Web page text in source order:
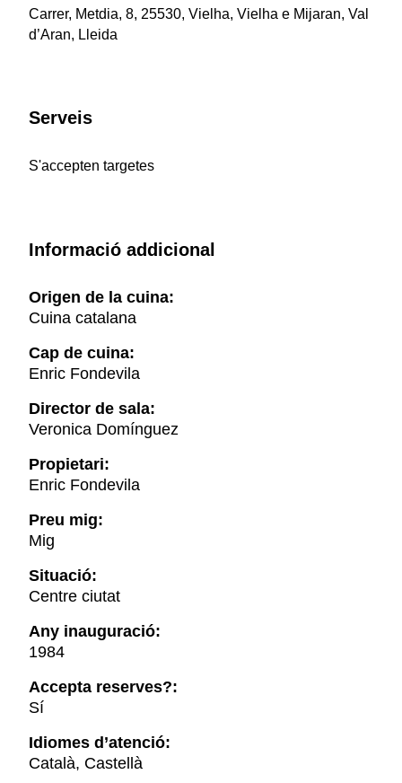
Carrer, Metdia, 8, 25530, Vielha, Vielha e Mijaran, Val
d’Aran, Lleida
Serveis
S'accepten targetes
Informació addicional
Origen de la cuina:
Cuina catalana
Cap de cuina:
Enric Fondevila
Director de sala:
Veronica Domínguez
Propietari:
Enric Fondevila
Preu mig:
Mig
Situació:
Centre ciutat
Any inauguració:
1984
Accepta reserves?:
Sí
Idiomes d’atenció:
Català, Castellà